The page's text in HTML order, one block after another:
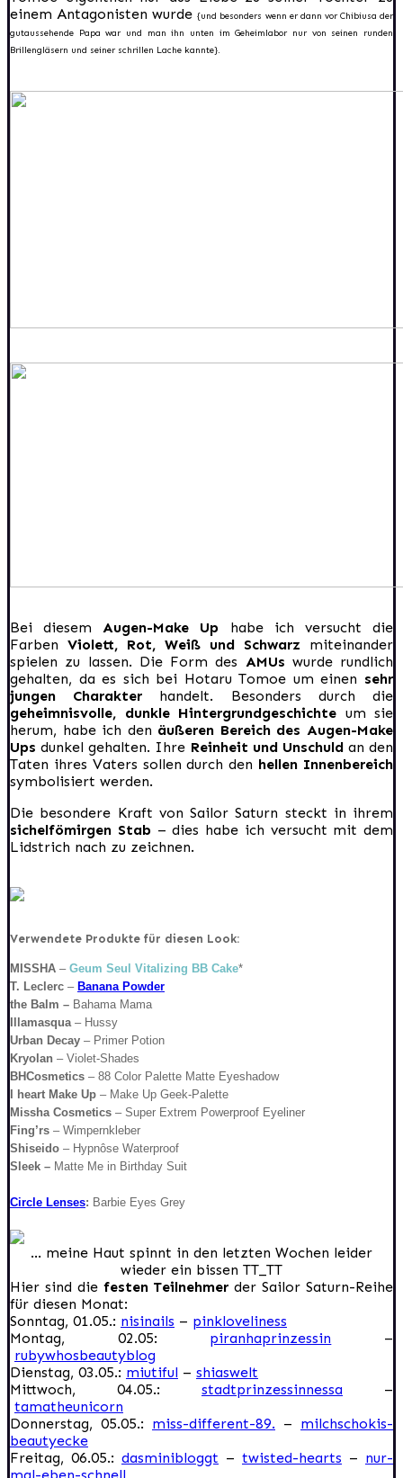
einem Antagonisten wurde{und besonders wenn er dann vor Chibiusa der
gutaussehende Papa war und man ihn unten im Geheimlabor nur von seinen runden
Brillengläsern und seiner schrillen Lache kannte}.
Bei diesem Augen-Make Up habe ich versucht die
Farben Violett, Rot, Weiß und Schwarz miteinander
spielen zu lassen. Die Form des AMUs wurde rundlich
gehalten, da es sich bei Hotaru Tomoe um einen sehr
jungen Charakter handelt. Besonders durch die
geheimnisvolle, dunkle Hintergrundgeschichte um sie
herum, habe ich den äußeren Bereich des Augen-Make
Upsdunkel gehalten. Ihre Reinheit und Unschuldan den
Taten ihres Vaters sollen durch den hellen Innenbereich
symbolisiert werden.
Die besondere Kraft von Sailor Saturn steckt in ihrem
sichelfömirgen Stab – dies habe ich versucht mit dem
Lidstrich nach zu zeichnen.
Verwendete Produkte für diesen Look:
MISSHA – Geum Seul Vitalizing BB Cake*
T. Leclerc – Banana Powder
the Balm – Bahama Mama
Illamasqua – Hussy
Urban Decay – Primer Potion
Kryolan – Violet-Shades
BHCosmetics – 88 Color Palette Matte Eyeshadow
I heart Make Up – Make Up Geek-Palette
Missha Cosmetics – Super Extrem Powerproof Eyeliner
Fing’rs – Wimpernkleber
Shiseido – Hypnôse Waterproof
Sleek – Matte Me in Birthday Suit
Circle Lenses: Barbie Eyes Grey
… meine Haut spinnt in den letzten Wochen leider
wieder ein bissen TT_TT
Hier sind die festen Teilnehmerder Sailor Saturn-Reihe
für diesen Monat:
Sonntag, 01.05.: nisinails – pinkloveliness
Montag, 02.05: piranhaprinzessin –
rubywhosbeautyblog
Dienstag, 03.05.: miutiful – shiaswelt
Mittwoch, 04.05.: stadtprinzessinnessa –
tamatheunicorn
Donnerstag, 05.05.: miss-different-89. – milchschokis-
beautyecke
Freitag, 06.05.: dasminibloggt – twisted-hearts – nur-
mal-eben-schnell